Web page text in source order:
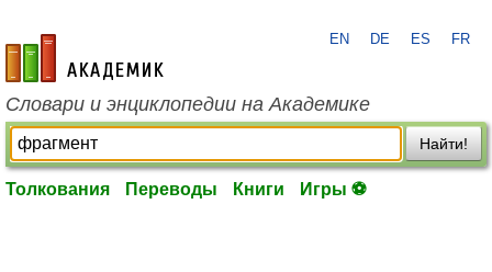
academic.ru
EN DE ES FR
Словари и энциклопедии на Академике
Найти!
Толкования Переводы Книги Игры ⚽